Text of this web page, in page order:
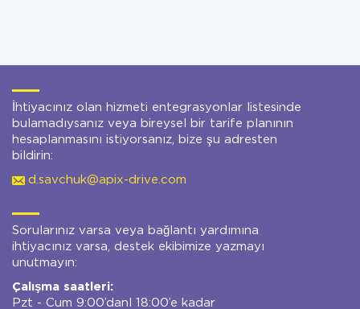
İhtiyacınız olan hizmeti entegrasyonlar listesinde
bulamadıysanız veya bireysel bir tarife planının
hesaplanmasını istiyorsanız, bize şu adresten
bildirin:
d.savchuk@apix-drive.com
Sorularınız varsa veya bağlantı yardımına
ihtiyacınız varsa, destek ekibimize yazmayı
unutmayın:
Çalışma saatleri:
Pzt - Cum 9:00’danl 18:00’e kadar